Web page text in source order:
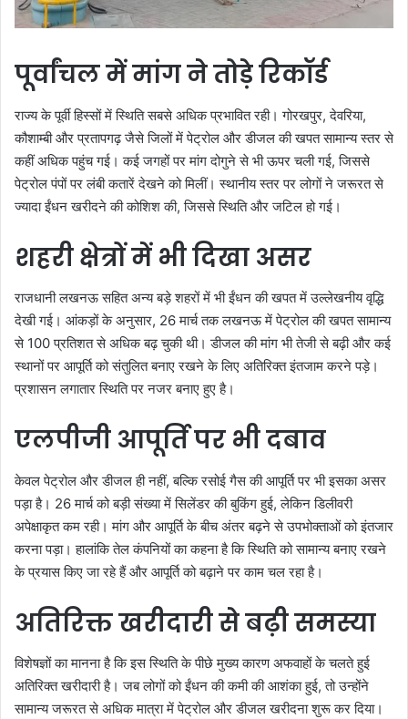
पूर्वांचल में मांग ने तोड़े रिकॉर्ड
राज्य के पूर्वी हिस्सों में स्थिति सबसे अधिक प्रभावित रही। गोरखपुर, देवरिया,
कौशाम्बी और प्रतापगढ़ जैसे जिलों में पेट्रोल और डीजल की खपत सामान्य स्तर से
कहीं अधिक पहुंच गई। कई जगहों पर मांग दोगुने से भी ऊपर चली गई, जिससे
पेट्रोल पंपों पर लंबी कतारें देखने को मिलीं। स्थानीय स्तर पर लोगों ने जरूरत से
ज्यादा ईंधन खरीदने की कोशिश की, जिससे स्थिति और जटिल हो गई।
शहरी क्षेत्रों में भी दिखा असर
राजधानी लखनऊ सहित अन्य बड़े शहरों में भी ईंधन की खपत में उल्लेखनीय वृद्धि
देखी गई। आंकड़ों के अनुसार, 26 मार्च तक लखनऊ में पेट्रोल की खपत सामान्य
से 100 प्रतिशत से अधिक बढ़ चुकी थी। डीजल की मांग भी तेजी से बढ़ी और कई
स्थानों पर आपूर्ति को संतुलित बनाए रखने के लिए अतिरिक्त इंतजाम करने पड़े।
प्रशासन लगातार स्थिति पर नजर बनाए हुए है।
एलपीजी आपूर्ति पर भी दबाव
केवल पेट्रोल और डीजल ही नहीं, बल्कि रसोई गैस की आपूर्ति पर भी इसका असर
पड़ा है। 26 मार्च को बड़ी संख्या में सिलेंडर की बुकिंग हुई, लेकिन डिलीवरी
अपेक्षाकृत कम रही। मांग और आपूर्ति के बीच अंतर बढ़ने से उपभोक्ताओं को इंतजार
करना पड़ा। हालांकि तेल कंपनियों का कहना है कि स्थिति को सामान्य बनाए रखने
के प्रयास किए जा रहे हैं और आपूर्ति को बढ़ाने पर काम चल रहा है।
अतिरिक्त खरीदारी से बढ़ी समस्या
विशेषज्ञों का मानना है कि इस स्थिति के पीछे मुख्य कारण अफवाहों के चलते हुई
अतिरिक्त खरीदारी है। जब लोगों को ईंधन की कमी की आशंका हुई, तो उन्होंने
सामान्य जरूरत से अधिक मात्रा में पेट्रोल और डीजल खरीदना शुरू कर दिया।